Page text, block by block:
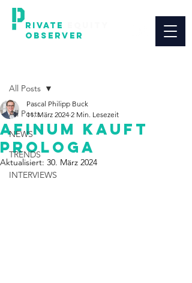
RIVATE
OBSERVER
All Posts
NEWS
TRENDS
INTERVIEWS
All Posts
Afinum kauft
Prologa
Pascal Philipp Buck
11. März 2024 2 Min. Lesezeit
Aktualisiert: 30. März 2024